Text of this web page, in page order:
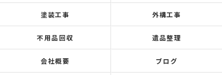
塗装工事 外構工事
不用品回収 遺品整理
会社概要 ブログ